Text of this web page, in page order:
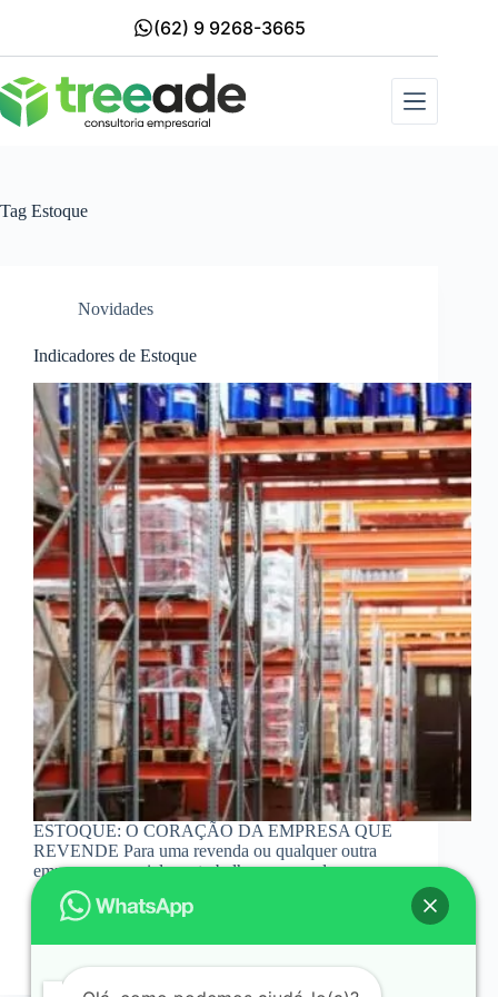
(62) 9 9268-3665
Tag Estoque
Novidades
Indicadores de Estoque
ESTOQUE: O CORAÇÃO DA EMPRESA QUE
REVENDE Para uma revenda ou qualquer outra
empresa comercial que trabalhe com vendas, o
estoque de mercadorias é o coração do negócio,
pulsa com as entradas e saídas, e por incrível que
19/09/2022